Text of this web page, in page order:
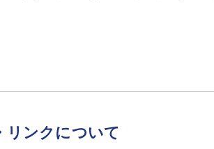
リンクについて